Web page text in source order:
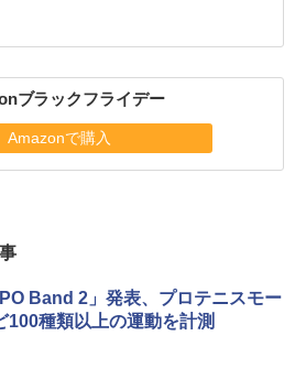
ブラックフライデー
Amazonで購入
Band 2」発表、プロテニスモー
100種類以上の運動を計測